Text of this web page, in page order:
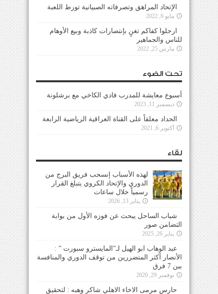
الإتحاد المراهق وتصرفاته الصبيانية تورط اللعبة
مايو 6, 2022
ارحلوا كفاكم تغنٍ بإنتصارات كاذبة وبيع الأوهام
للناس والجماهير
مارس 25, 2022
تحت الضوء
أسبوع معايشة للمدرب فادي الكاخي مع برشلونة
ديسمبر 11, 2023
الحداد معلقاً على القناة العراقية الرياضية الرابعة
أكتوبر 6, 2021
لقاء
لهذه الأسباب إنسحب فريق البرج من
الدوري والإتحاد الكروي يتبلغ القرار
رسمياً خلال ساعات
يناير 13, 2026
شباب الساحل يبحث عن فوزه الأول من بوابة
التضامن صور
يناير 26, 2025
عبد الوهاب ابو الهيل لـ”المايسترو سبورت ” :
الأنصار أكثر المتضررين من توقف الدوري والمنافسة
بين 7 فرق
نوفمبر 29, 2020
حارس مرمى الاخاء الاهلي شاكر وهبه : لتحقيق